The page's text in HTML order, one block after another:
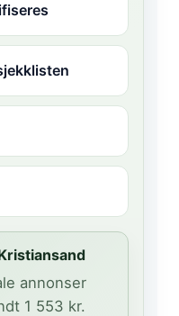
annonser
1 553 kr.